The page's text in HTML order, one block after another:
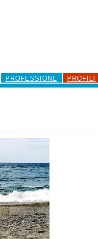
PROFESSIONE PROFILI